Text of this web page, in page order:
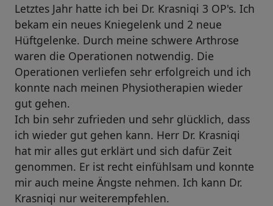
Letztes Jahr hatte ich bei Dr. Krasniqi 3 OP's. Ich
bekam ein neues Kniegelenk und 2 neue
Hüftgelenke. Durch meine schwere Arthrose
waren die Operationen notwendig. Die
Operationen verliefen sehr erfolgreich und ich
konnte nach meinen Physiotherapien wieder
gut gehen.
Ich bin sehr zufrieden und sehr glücklich, dass
ich wieder gut gehen kann. Herr Dr. Krasniqi
hat mir alles gut erklärt und sich dafür Zeit
genommen. Er ist recht einfühlsam und konnte
mir auch meine Ängste nehmen. Ich kann Dr.
Krasniqi nur weiterempfehlen.